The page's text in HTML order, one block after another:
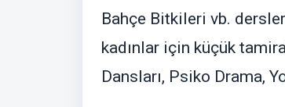
Bahçe Bitkileri vb.
kadınlar için küçük
Dansları, Psiko Drama,